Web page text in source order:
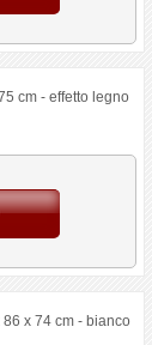
cm - effetto legno
x 74 cm - bianco